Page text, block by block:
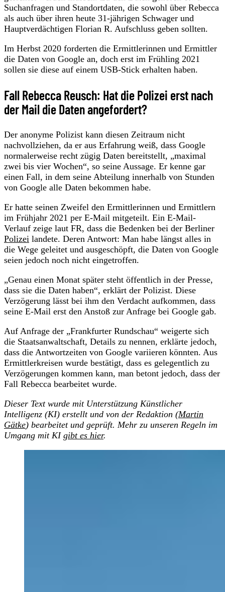
Suchanfragen und Standortdaten, die sowohl über Rebecca
als auch über ihren heute 31-jährigen Schwager und
Hauptverdächtigen Florian R. Aufschluss geben sollten.
Im Herbst 2020 forderten die Ermittlerinnen und Ermittler
die Daten von Google an, doch erst im Frühling 2021
sollen sie diese auf einem USB-Stick erhalten haben.
Fall Rebecca Reusch: Hat die Polizei erst nach
der Mail die Daten angefordert?
Der anonyme Polizist kann diesen Zeitraum nicht
nachvollziehen, da er aus Erfahrung weiß, dass Google
normalerweise recht zügig Daten bereitstellt, „maximal
zwei bis vier Wochen“, so seine Aussage. Er kenne gar
einen Fall, in dem seine Abteilung innerhalb von Stunden
von Google alle Daten bekommen habe.
Er hatte seinen Zweifel den Ermittlerinnen und Ermittlern
im Frühjahr 2021 per E-Mail mitgeteilt. Ein E-Mail-
Verlauf zeige laut FR, dass die Bedenken bei der Berliner
Polizei landete. Deren Antwort: Man habe längst alles in
die Wege geleitet und ausgeschöpft, die Daten von Google
seien jedoch noch nicht eingetroffen.
„Genau einen Monat später steht öffentlich in der Presse,
dass sie die Daten haben“, erklärt der Polizist. Diese
Verzögerung lässt bei ihm den Verdacht aufkommen, dass
seine E-Mail erst den Anstoß zur Anfrage bei Google gab.
Auf Anfrage der „Frankfurter Rundschau“ weigerte sich
die Staatsanwaltschaft, Details zu nennen, erklärte jedoch,
dass die Antwortzeiten von Google variieren könnten. Aus
Ermittlerkreisen wurde bestätigt, dass es gelegentlich zu
Verzögerungen kommen kann, man betont jedoch, dass der
Fall Rebecca bearbeitet wurde.
Dieser Text wurde mit Unterstützung Künstlicher
Intelligenz (KI) erstellt und von der Redaktion (Martin
Gätke) bearbeitet und geprüft. Mehr zu unseren Regeln im
Umgang mit KI gibt es hier.